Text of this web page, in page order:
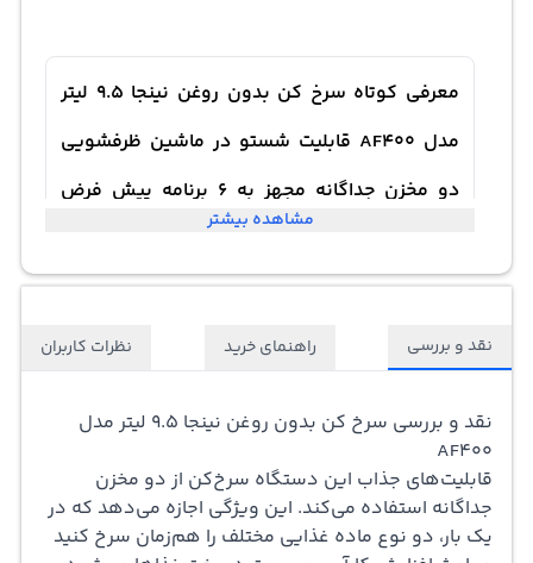
معرفی کوتاه سرخ کن بدون روغن نینجا 9.5 لیتر
مدل AF400 قابلیت شستو در ماشین ظرفشویی
دو مخزن جداگانه مجهز به 6 برنامه پیش فرض
AF400
این سرخ‌کن، یک دستگاه مطبوع برای پخت مواد غذایی مختلف
است. از جمله ویژگی‌های آن، داشتن دو مخزن جداگانه برای
سرخ‌کردن غذاها است. این ویژگی به کاربر امکان می‌دهد تا به
صورت همزمان دو نوع غذا را در مخزن‌های مجزا بپزد. برای مثال،
می‌توان به سرخ‌کردن مرغ در یک مخزن و سیب‌زمینی در مخزن
مشاهده بیشتر
نقد و بررسی راهنمای خرید نظرات کاربران
نقد و بررسی سرخ کن
بدون روغن نینجا 9.5 لیتر مدل
AF400
قابلیت‌های جذاب این دستگاه سرخ‌کن از دو مخزن
جداگانه استفاده می‌کند. این ویژگی اجازه می‌دهد که در
یک بار، دو نوع ماده غذایی مختلف را هم‌زمان سرخ کنید